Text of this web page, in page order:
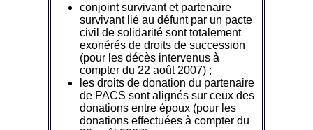
conjoint survivant et partenaire
survivant lié au défunt par un pacte
civil de solidarité sont totalement
exonérés de droits de succession
(pour les décès intervenus à
compter du 22 août 2007) ;
les droits de donation du partenaire
de PACS sont alignés sur ceux des
donations entre époux (pour les
donations effectuées à compter du